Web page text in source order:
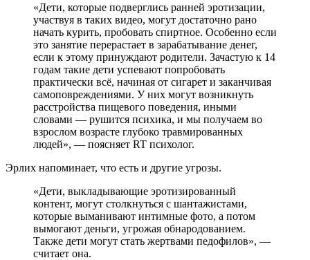
«Дети, которые подверглись ранней эротизации,
участвуя в таких видео, могут достаточно рано
начать курить, пробовать спиртное. Особенно если
это занятие перерастает в зарабатывание денег,
если к этому принуждают родители. Зачастую к 14
годам такие дети успевают попробовать
практически всё, начиная от сигарет и заканчивая
самоповреждениями. У них могут возникнуть
расстройства пищевого поведения, иными
словами — рушится психика, и мы получаем во
взрослом возрасте глубоко травмированных
людей», — поясняет RT психолог.
Эрлих напоминает, что есть и другие угрозы.
«Дети, выкладывающие эротизированный
контент, могут столкнуться с шантажистами,
которые выманивают интимные фото, а потом
вымогают деньги, угрожая обнародованием.
Также дети могут стать жертвами педофилов», —
считает она.